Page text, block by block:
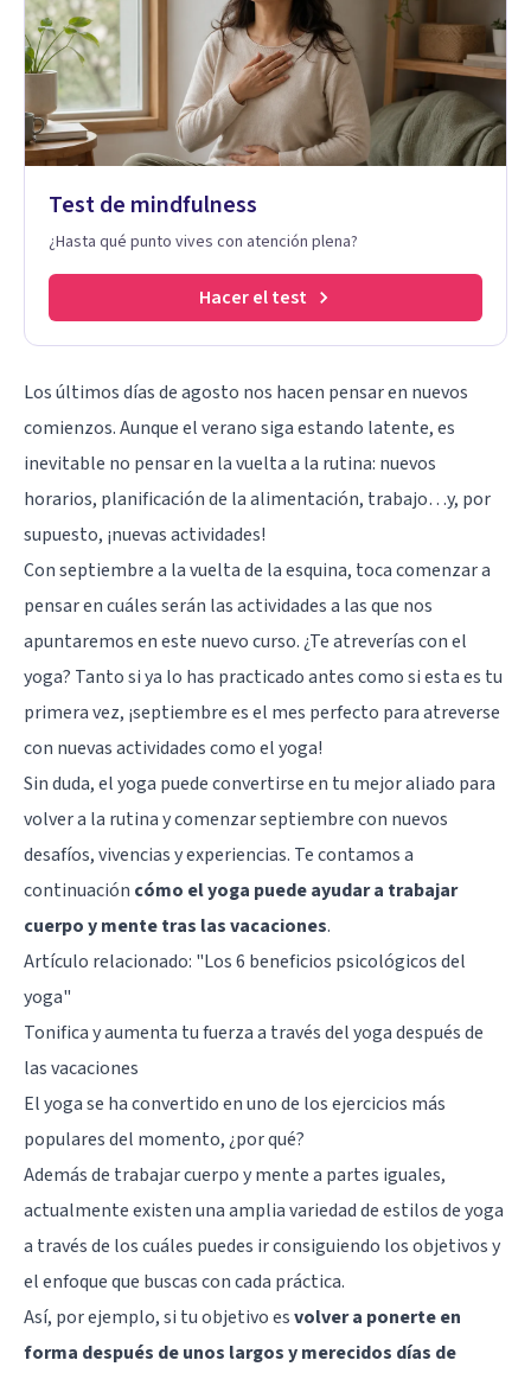
Test de mindfulness
¿Hasta qué punto vives con atención plena?
Hacer el test
Los últimos días de agosto nos hacen pensar en nuevos
comienzos. Aunque el verano siga estando latente, es
inevitable no pensar en la vuelta a la rutina: nuevos
horarios, planificación de la alimentación, trabajo…y, por
supuesto, ¡nuevas actividades!
Con septiembre a la vuelta de la esquina, toca comenzar a
pensar en cuáles serán las actividades a las que nos
apuntaremos en este nuevo curso. ¿Te atreverías con el
yoga? Tanto si ya lo has practicado antes como si esta es tu
primera vez, ¡septiembre es el mes perfecto para atreverse
con nuevas actividades como el yoga!
Sin duda, el yoga puede convertirse en tu mejor aliado para
volver a la rutina y comenzar septiembre con nuevos
desafíos, vivencias y experiencias. Te contamos a
continuación cómo el yoga puede ayudar a trabajar
cuerpo y mente tras las vacaciones.
Artículo relacionado: "Los 6 beneficios psicológicos del
yoga"
Tonifica y aumenta tu fuerza a través del yoga después de
las vacaciones
El yoga se ha convertido en uno de los ejercicios más
populares del momento, ¿por qué?
Además de trabajar cuerpo y mente a partes iguales,
actualmente existen una amplia variedad de estilos de yoga
a través de los cuáles puedes ir consiguiendo los objetivos y
el enfoque que buscas con cada práctica.
Así, por ejemplo, si tu objetivo esvolver a ponerte en
forma después de unos largos y merecidos días de